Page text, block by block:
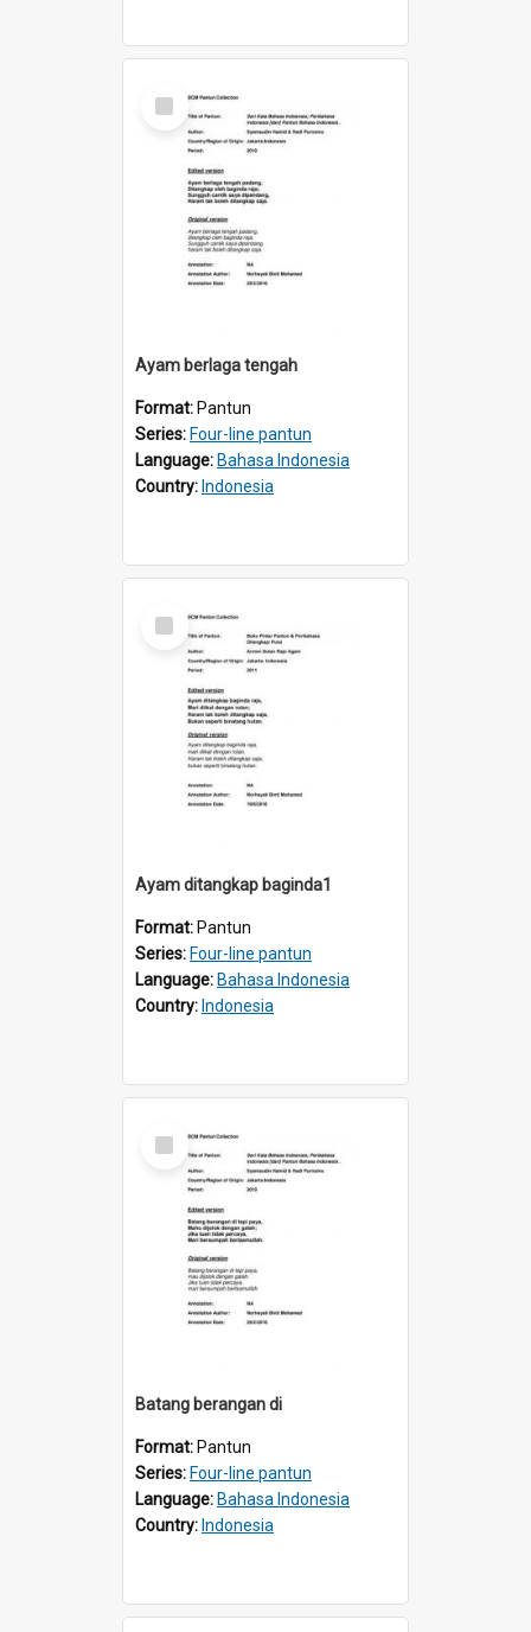
Select
Item
Ayam berlaga tengah
Format: Pantun
Series: Four-line pantun
Language: Bahasa Indonesia
Country: Indonesia
Select
Item
Ayam ditangkap baginda1
Format: Pantun
Series: Four-line pantun
Language: Bahasa Indonesia
Country: Indonesia
Select
Item
Batang berangan di
Format: Pantun
Series: Four-line pantun
Language: Bahasa Indonesia
Country: Indonesia